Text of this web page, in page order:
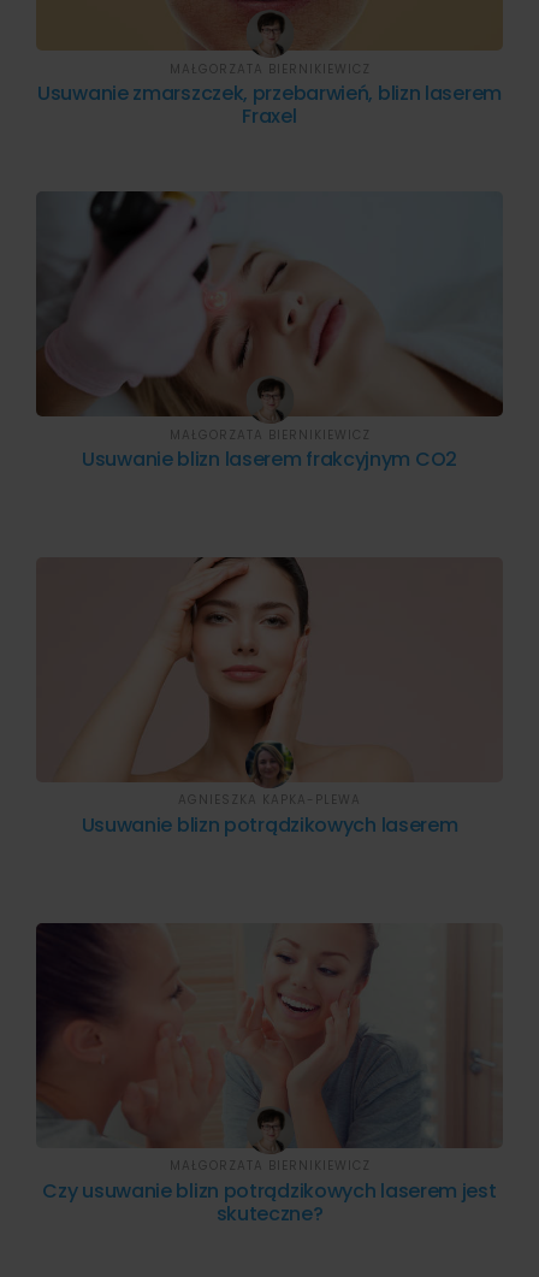
Usuwanie zmarszczek, przebarwień, blizn laserem
Fraxel
MAŁGORZATA BIERNIKIEWICZ
Usuwanie blizn laserem frakcyjnym CO2
MAŁGORZATA BIERNIKIEWICZ
Usuwanie blizn potrądzikowych laserem
AGNIESZKA KAPKA-PLEWA
Czy usuwanie blizn potrądzikowych laserem jest
skuteczne?
MAŁGORZATA BIERNIKIEWICZ